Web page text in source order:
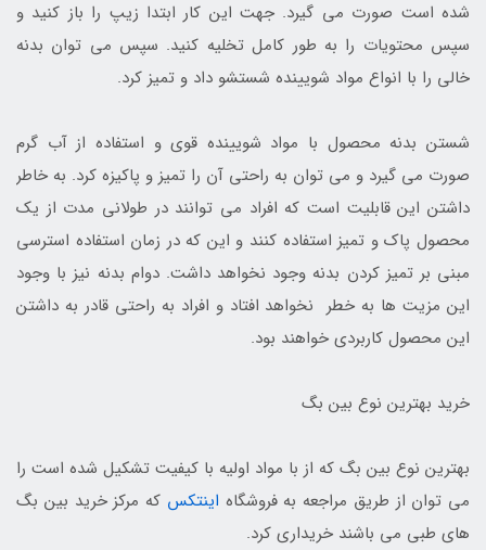
شده است صورت می گیرد. جهت این کار ابتدا زیپ را باز کنید و
سپس محتویات را به طور کامل تخلیه کنید. سپس می توان بدنه
خالی را با انواع مواد شویینده شستشو داد و تمیز کرد.
شستن بدنه محصول با مواد شویینده قوی و استفاده از آب گرم
صورت می گیرد و می توان به راحتی آن را تمیز و پاکیزه کرد. به خاطر
داشتن این قابلیت است که افراد می توانند در طولانی مدت از یک
محصول پاک و تمیز استفاده کنند و این که در زمان استفاده استرسی
مبنی بر تمیز کردن بدنه وجود نخواهد داشت. دوام بدنه نیز با وجود
این مزیت ها به خطر نخواهد افتاد و افراد به راحتی قادر به داشتن
این محصول کاربردی خواهند بود.
خرید بهترین نوع بین بگ
بهترین نوع بین بگ که از با مواد اولیه با کیفیت تشکیل شده است را
می توان از طریق مراجعه به فروشگاه اینتکس که مرکز خرید بین بگ
های طبی می باشند خریداری کرد.